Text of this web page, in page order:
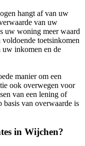
hangt af van uw
van uw
uw woning meer waard
toetsinkomen
uw inkomen en de
manier om een
ook overwegen voor
van een lening of
basis van overwaarde is
in Wijchen?